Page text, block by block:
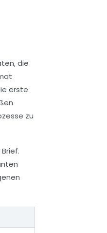
die
erste
zu